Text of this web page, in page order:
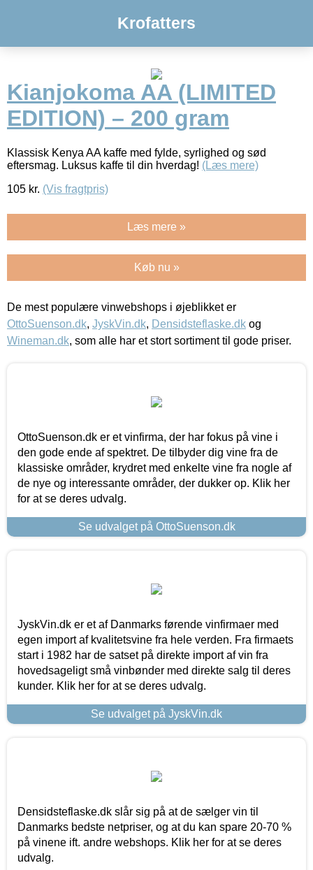
Krofatters
Kianjokoma AA (LIMITED
EDITION) – 200 gram
Klassisk Kenya AA kaffe med fylde, syrlighed og sød
eftersmag. Luksus kaffe til din hverdag! (Læs mere)
105 kr. (Vis fragtpris)
Læs mere »
Køb nu »
De mest populære vinwebshops i øjeblikket er
OttoSuenson.dk, JyskVin.dk, Densidsteflaske.dk og
Wineman.dk, som alle har et stort sortiment til gode priser.
OttoSuenson.dk er et vinfirma, der har fokus på vine i
den gode ende af spektret. De tilbyder dig vine fra de
klassiske områder, krydret med enkelte vine fra nogle af
de nye og interessante områder, der dukker op. Klik her
for at se deres udvalg.
Se udvalget på OttoSuenson.dk
JyskVin.dk er et af Danmarks førende vinfirmaer med
egen import af kvalitetsvine fra hele verden. Fra firmaets
start i 1982 har de satset på direkte import af vin fra
hovedsageligt små vinbønder med direkte salg til deres
kunder. Klik her for at se deres udvalg.
Se udvalget på JyskVin.dk
Densidsteflaske.dk slår sig på at de sælger vin til
Danmarks bedste netpriser, og at du kan spare 20-70 %
på vinene ift. andre webshops. Klik her for at se deres
udvalg.